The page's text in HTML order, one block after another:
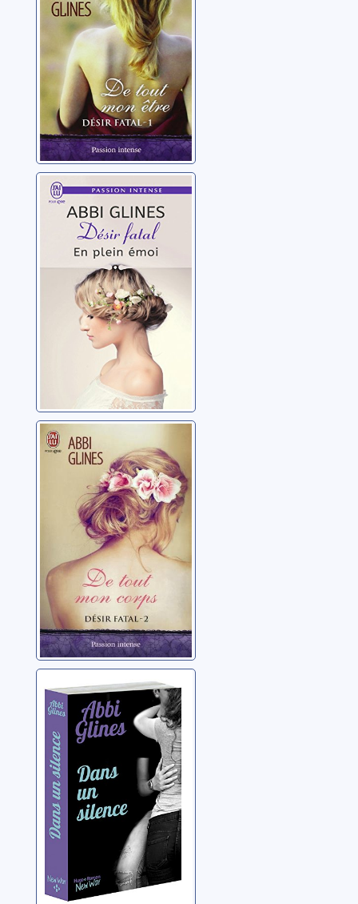
Désir fatal 04: En
plein émoi
Glines, Abbi
Désir fatal: [02]:
De tout mon
corps
Glines, Abbi
Dans un silence
Glines, Abbi